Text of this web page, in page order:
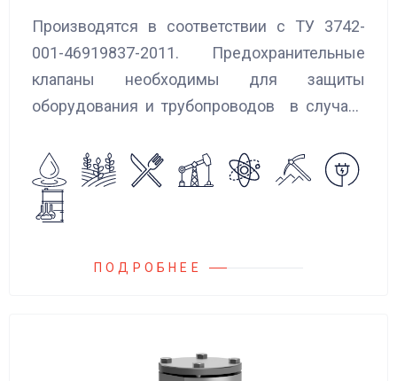
Производятся в соответствии с ТУ 3742-
001-46919837-2011. Предохранительные
клапаны необходимы для защиты
оборудования и трубопроводов в случаях
сброса среды в систему низкого давления.
ПОДРОБНЕЕ